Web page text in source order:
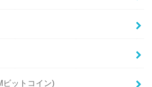
ビットコイン)